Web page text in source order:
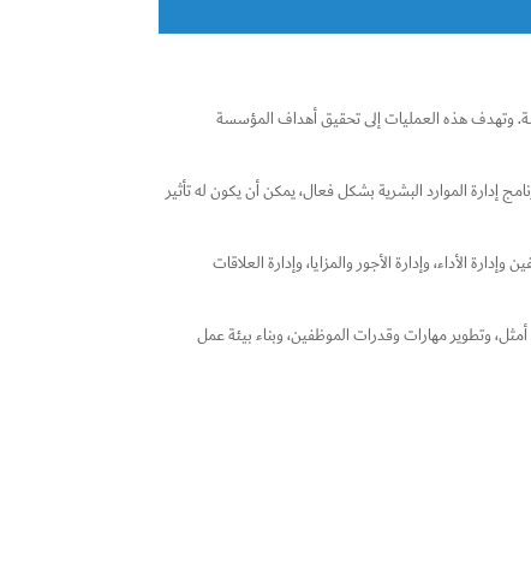
وتهدف هذه العمليات إلى تحقيق أهداف المؤسسة
إدارة الموارد البشرية بشكل فعال، يمكن أن يكون له تأثير
الأداء، وإدارة الأجور والمزايا، وإدارة العلاقات
وتطوير مهارات وقدرات الموظفين، وبناء بيئة عمل